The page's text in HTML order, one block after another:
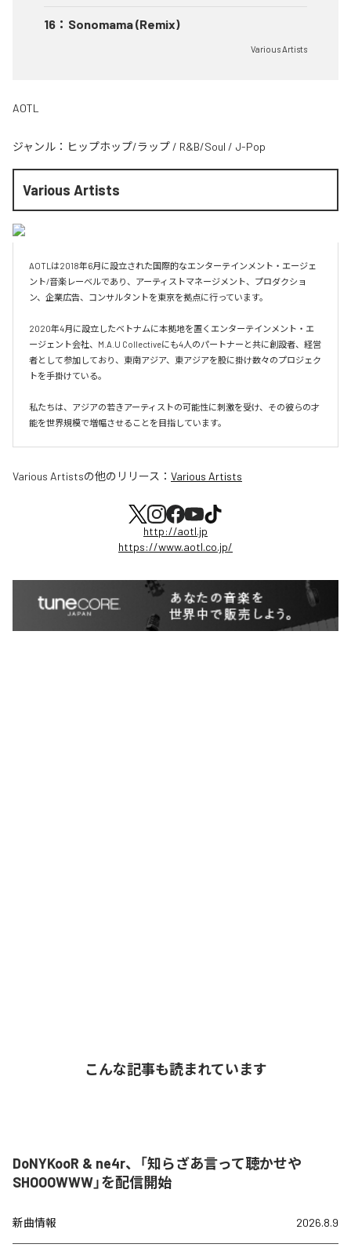
16 ： Sonomama (Remix)
Various Artists
AOTL
ジャンル： ヒップホップ/ラップ / R&B/Soul / J-Pop
Various Artists
AOTLは2018年6月に設立された国際的なエンターテインメント・エージェ
ント/音楽レーベルであり、アーティストマネージメント、プロダクショ
ン、企業広告、コンサルタントを東京を拠点に行っています。
2020年4月に設立したベトナムに本拠地を置くエンターテインメント・エ
ージェント会社、M.A.U Collectiveにも4人のパートナーと共に創設者、経営
者として参加しており、東南アジア、東アジアを股に掛け数々のプロジェク
トを手掛けている。
私たちは、アジアの若きアーティストの可能性に刺激を受け、その彼らの才
能を世界規模で増幅させることを目指しています。
Various Artistsの他のリリース： Various Artists
http://aotl.jp
https://www.aotl.co.jp/
こんな記事も読まれています
DoNYKooR & ne4r、「知らざあ言って聴かせや
SHOOOWWW」を配信開始
新曲情報 2026.8.9